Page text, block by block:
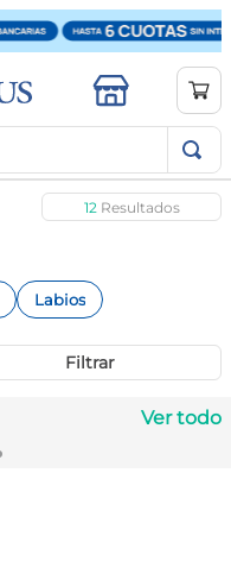
12
Labios
Filtrar
Ver todo